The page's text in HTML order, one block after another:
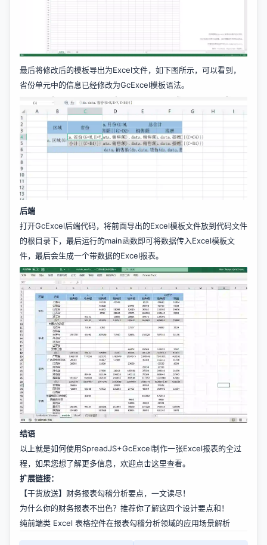
最后将修改后的模板导出为Excel文件，如下图所示，可以看到，
省份单元中的信息已经修改为GcExcel模板语法。
后端
打开GcExcel后端代码，将前面导出的Excel模板文件放到代码文件
的根目录下，最后运行的main函数即可将数据传入Excel模板文
件，最后会生成一个带数据的Excel报表。
结语
以上就是如何使用SpreadJS+GcExcel制作一张Excel报表的全过
程，如果您想了解更多信息，欢迎点击这里查看。
扩展链接：
【干货放送】财务报表勾稽分析要点，一文读尽！
为什么你的财务报表不出色？推荐你了解这四个设计要点和！
纯前端类 Excel 表格控件在报表勾稽分析领域的应用场景解析